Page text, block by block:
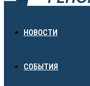
НОВОСТИ
СОБЫТИЯ